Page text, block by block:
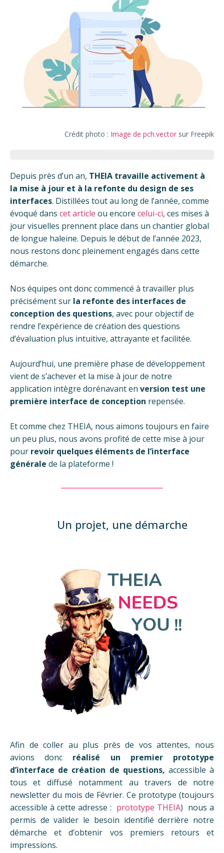
Crédit photo : Image de pch.vector sur Freepik
Depuis près d’un an, THEIA travaille activement à
la mise à jour et à la refonte du design de ses
interfaces. Distillées tout au long de l’année, comme
évoqué dans cet article ou encore celui-ci, ces mises à
jour visuelles prennent place dans un chantier global
de longue haleine. Depuis le début de l’année 2023,
nous restons donc pleinement engagés dans cette
démarche.
Nos équipes ont donc commencé à travailler plus
précisément sur la refonte des interfaces de
conception des questions, avec pour objectif de
rendre l’expérience de création des questions
d’évaluation plus intuitive, attrayante et facilitée.
Aujourd’hui, une première phase de développement
vient de s’achever et la mise à jour de notre
application intègre dorénavant en version test une
première interface de conception repensée.
Et comme chez THEIA, nous aimons toujours en faire
un peu plus, nous avons profité de cette mise à jour
pour revoir quelques éléments de l’interface
générale de la plateforme !
Un projet, une démarche
Afin de coller au plus près de vos attentes, nous
avions donc réalisé un premier prototype
d’interface de création de questions, accessible à
tous et diffusé notamment au travers de notre
newsletter du mois de Février. Ce prototype (toujours
accessible à cette adresse : prototype THEIA) nous a
permis de valider le besoin identifié derrière notre
démarche et d’obtenir vos premiers retours et
impressions.